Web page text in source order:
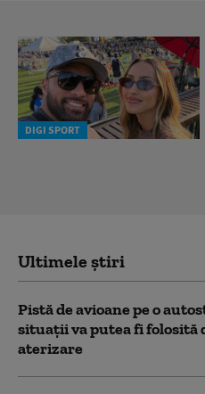
DIGI SPORT
Ultimele știri
Pistă de avioane pe o
situații va putea fi folosită
aterizare